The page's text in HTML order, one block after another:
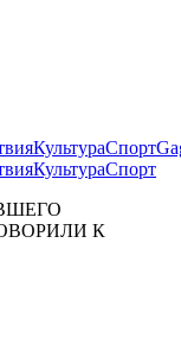
КультураСпорт
КультураСпорт